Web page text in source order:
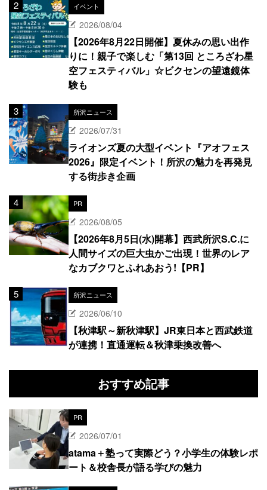
イベント
2026/08/04
【2026年8月22日開催】夏休みの思い出作
りに！親子で楽しむ「第13回 ところざわ星
空フェスティバル」☆ビクセンの望遠鏡体
験も
所沢ニュース
2026/07/31
ライオンズ夏の大型イベント『アオフェス
2026』限定イベント！所沢の魅力を再発見
する街歩き企画
PR
2026/08/05
【2026年8月5日(水)開幕】西武所沢S.C.に
人間サイズの巨大虫かご出現！世界のレア
なカブクワとふれあおう!【PR】
所沢ニュース
2026/06/10
【秋津駅～新秋津駅】JR東日本と西武鉄道
が連携！直通運転＆秋津乗換改善へ
おすすめ記事
PR
2026/07/01
atama＋塾って実際どう？小学生の体験レポ
ート＆校舎長が語る学びの魅力